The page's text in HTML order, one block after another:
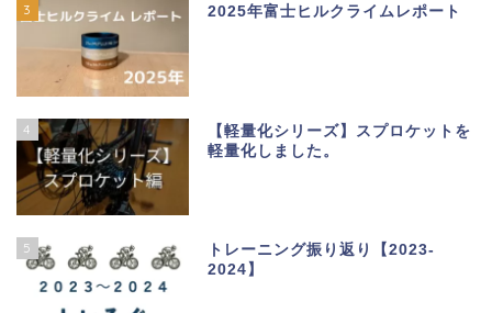
3 2025年富士ヒルクライムレポート
4
【軽量化シリーズ】スプロケットを
軽量化しました。
5
トレーニング振り返り【2023-
2024】